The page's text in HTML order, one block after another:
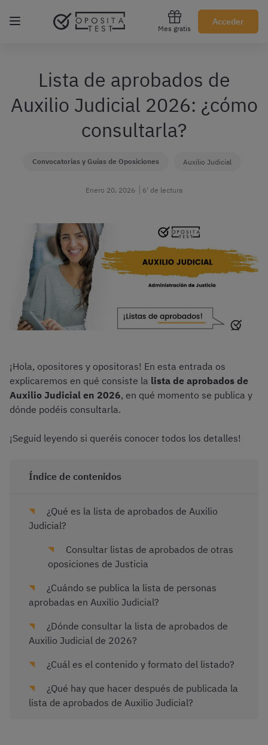
Mes gratis
Acceder
Regístrate gratis
Lista de aprobados de
Auxilio Judicial 2026: ¿cómo
consultarla?
Convocatorias y Guías de Oposiciones Auxilio Judicial
Enero 20, 2026 6’ de lectura
¡Hola, opositores y opositoras! En esta entrada os
explicaremos en qué consiste la lista de aprobados de
Auxilio Judicial en 2026, en qué momento se publica y
dónde podéis consultarla.
¡Seguid leyendo si queréis conocer todos los detalles!
Índice de contenidos
¿Qué es la lista de aprobados de Auxilio
Judicial?
Consultar listas de aprobados de otras
oposiciones de Justicia
¿Cuándo se publica la lista de personas
aprobadas en Auxilio Judicial?
¿Dónde consultar la lista de aprobados de
Auxilio Judicial de 2026?
¿Cuál es el contenido y formato del listado?
¿Qué hay que hacer después de publicada la
lista de aprobados de Auxilio Judicial?